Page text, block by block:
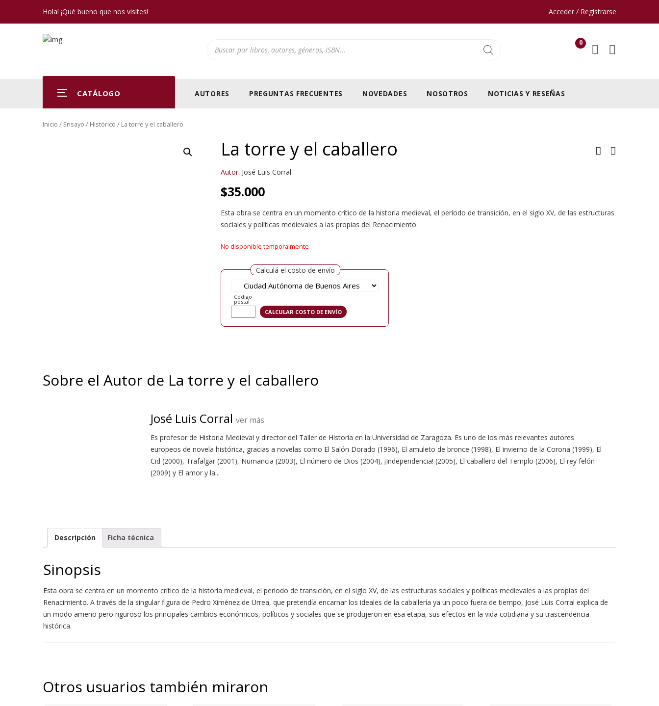
Hola! ¡Qué bueno que nos visites! Acceder / Registrarse
0
CATÁLOGO AUTORES PREGUNTAS FRECUENTES NOVEDADES NOSOTROS NOTICIAS Y RESEÑAS
Inicio / Ensayo / Histórico / La torre y el caballero
La torre y el caballero
Autor: José Luis Corral
$35.000
Esta obra se centra en un momento crítico de la historia medieval, el período de transición, en el siglo XV, de las estructuras
sociales y políticas medievales a las propias del Renacimiento.
No disponible temporalmente
Calculá el costo de envío
Código
postal
Sobre el Autor de La torre y el caballero
José Luis Corral ver más
Es profesor de Historia Medieval y director del Taller de Historia en la Universidad de Zaragoza. Es uno de los más relevantes autores
europeos de novela histórica, gracias a novelas como El Salón Dorado (1996), El amuleto de bronce (1998), El invierno de la Corona (1999), El
Cid (2000), Trafalgar (2001), Numancia (2003), El número de Dios (2004), ¡Independencia! (2005), El caballero del Templo (2006), El rey felón
(2009) y El amor y la...
Descripción Ficha técnica
Sinopsis
Esta obra se centra en un momento crítico de la historia medieval, el período de transición, en el siglo XV, de las estructuras sociales y políticas medievales a las propias del
Renacimiento. A través de la singular figura de Pedro Ximénez de Urrea, que pretendía encarnar los ideales de la caballería ya un poco fuera de tiempo, José Luis Corral explica de
un modo ameno pero riguroso los principales cambios económicos, políticos y sociales que se produjeron en esa etapa, sus efectos en la vida cotidiana y su trascendencia
histórica.
Otros usuarios también miraron